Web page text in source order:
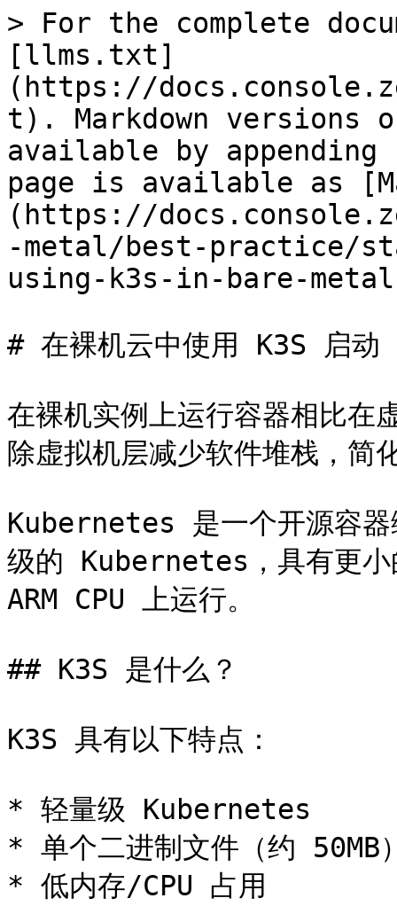
> For the complete
[llms.txt]
(https://
t). Markdown versions
available by
page is available as
(https://
-metal/best-practice/
using-k3s-in-bare-
# 在裸机云中使用 K3S 启
在裸机实例上运行容器相比在
除虚拟机层减少软件堆栈，简
Kubernetes 是一个开源容器
级的 Kubernetes，具有更
ARM CPU 上运行。
## K3S 是什么？
K3S 具有以下特点：
* 轻量级 Kubernetes
* 单个二进制文件（约 50MB
* 低内存/CPU 占用